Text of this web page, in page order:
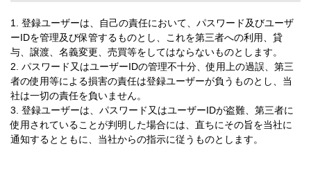
1. 登録ユーザーは、自己の責任において、パスワード及びユーザ
ーIDを管理及び保管するものとし、これを第三者への利用、貸
与、譲渡、名義変更、売買等をしてはならないものとします。
2. パスワード又はユーザーIDの管理不十分、使用上の過誤、第三
者の使用等による損害の責任は登録ユーザーが負うものとし、当
社は一切の責任を負いません。
3. 登録ユーザーは、パスワード又はユーザーIDが盗難、第三者に
使用されていることが判明した場合には、直ちにその旨を当社に
通知するとともに、当社からの指示に従うものとします。